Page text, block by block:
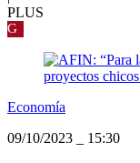
PLUS
G
Economía
09/10/2023
15:30